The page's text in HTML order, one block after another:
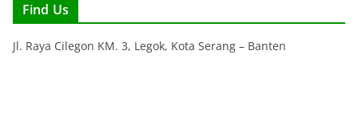
Find Us
Jl. Raya Cilegon KM. 3, Legok, Kota Serang – Banten